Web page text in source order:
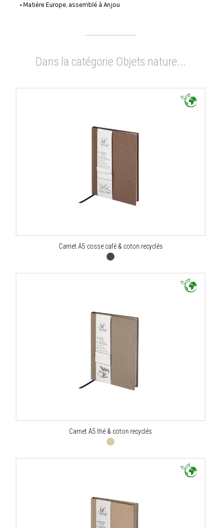
• Matière Europe, assemblé à Anjou
Dans la catégorie Objets nature...
Carnet A5 cosse café & coton recyclés
Carnet A5 thé & coton recyclés